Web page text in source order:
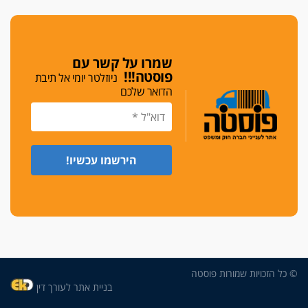
בימ"ש מחוזי: החלטת עמית בכר לדחות מינוי מנכ"ל
חדש ללשכה אינה סבירה
משפחה ופוליטיקה
עו"ד גלעד מנשה ויאיר בכורו חגגו בר מצווה, שרי
דורשים הגנה וביטחון"
שמרו על קשר עם
פוסטה!!! ניוזלטר יומי אל תיבת
הדואר שלכם
© כל הזכויות שמורות פוסטה
בניית אתר לעורך דין